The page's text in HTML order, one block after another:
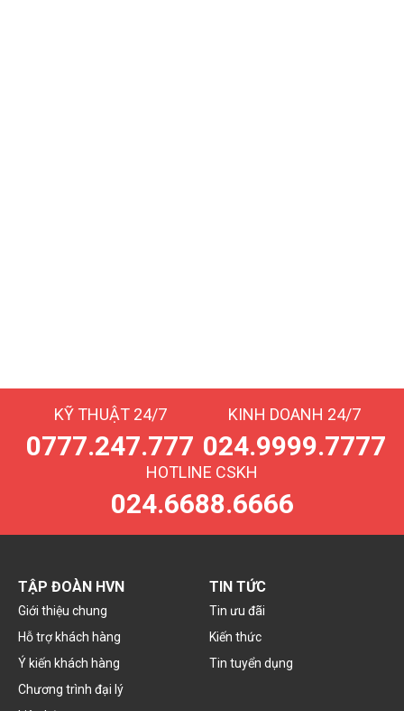
KỸ THUẬT 24/7
0777.247.777
KINH DOANH 24/7
024.9999.7777
HOTLINE CSKH
024.6688.6666
TẬP ĐOÀN HVN
Giới thiệu chung
Hỗ trợ khách hàng
Ý kiến khách hàng
Chương trình đại lý
TIN TỨC
Tin ưu đãi
Kiến thức
Tin tuyển dụng